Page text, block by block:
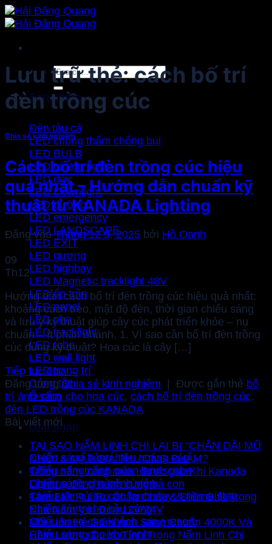
Bỏ
qua
dung
Search
for:
Sản phẩm
Đèn tàu cá
LED chống thấm chống bụi
LED BULB
LED Linear light
LED dây
LED Downlight
LED đường
LED emergency
LED LANDSCAPE
LED EXIT
LED gương
LED highbay
LED Magnetic tracklight 48V
LED ốp trần
LED panel
LED pha
LED tracklight
LED tube
LED wall light
LED trang trí
Công tắc
Ổ cắm
Giải pháp
Chiếu sáng bảng hiệu quảng cáo
Chiếu sáng cảnh quan landscape
Chiếu sáng cho bệnh viện
Chiếu sáng cho các farm stay & home stay
Chiếu sáng cho cầu cảng
Chiếu sáng cho khách sạn / resort
Chiếu sáng cho kho lạnh
Lưu trữ thẻ:cách bố trí
đèn trồng cúc
Chia sẻ kinh nghiệm
Cách bố trí đèn trồng cúc hiệu
quả nhất – Hướng dẫn chuẩn kỹ
thuật từ KANADA Lighting
Đăng vàoTháng 12 9, 2025 bởi Hồ Oanh
09
Th12
Hướng dẫn cách bố trí đèn trồng cúc hiệu quả nhất:
khoảng cách treo, mật độ đèn, thời gian chiếu sáng
và lưu ý kỹ thuật giúp cây cúc phát triển khỏe – nụ
chuẩn – ít phân nhánh. 1. Vì sao cần bố trí đèn trồng
cúc đúng kỹ thuật? Hoa cúc là cây […]
Tiếp tục đọc→
Đăng trongChia sẻ kinh nghiệm | Được gắn thẻ bố
trí ánh sáng cho hoa cúc, cách bố trí đèn trồng cúc,
đèn LED trồng cúc KANADA
Bài viết mới
TẠI SAO NẤM LINH CHI LẠI BỊ “CHÂN DÀI MŨ
NHỎ” & MẤT GIÁ THƯƠNG PHẨM?
Trồng nấm trúng mùa, được giá: Khi Kanada
Lighting đồng hành cùng bà con
Tạm Biệt Rủi Ro Chập Cháy & Điện Giật Trong
Nhà Nấm Với Đèn 12V/24V
Mối Liên Hệ Giữa Ánh Sáng Chuẩn 4000K Và
Hàm Lượng Dược Tính Trong Nấm Linh Chi